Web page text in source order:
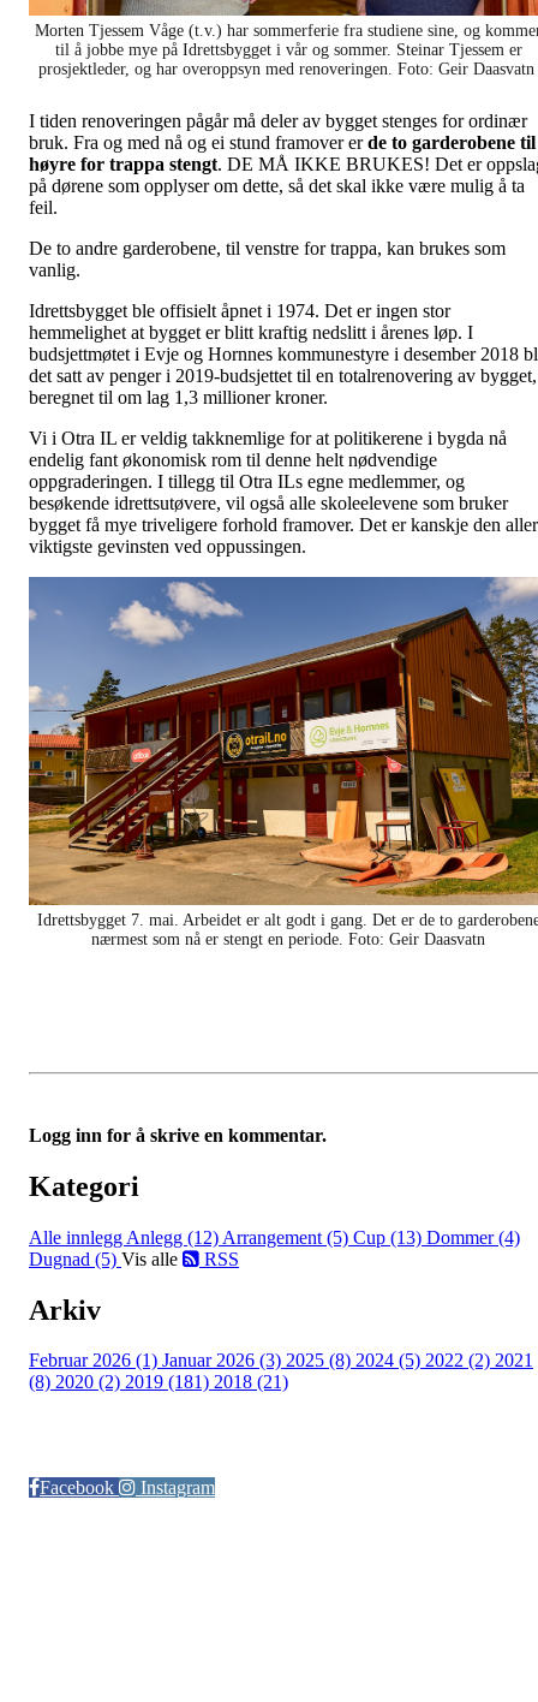
Morten Tjessem Våge (t.v.) har sommerferie fra studiene sine, og
til å jobbe mye på Idrettsbygget i vår og sommer. Steinar Tjessem er
prosjektleder, og har overoppsyn med renoveringen. Foto: Geir Daasvatn
I tiden renoveringen pågår må deler av bygget stenges for ordinær
bruk. Fra og med nå og ei stund framover erde to garderobene til
høyre for trappa stengt. DE MÅ IKKE BRUKES! Det er
på dørene som opplyser om dette, så det skal ikke være mulig å ta
feil.
De to andre garderobene, til venstre for trappa, kan brukes som
vanlig.
Idrettsbygget ble offisielt åpnet i 1974. Det er ingen stor
hemmelighet at bygget er blitt kraftig nedslitt i årenes løp. I
budsjettmøtet i Evje og Hornnes kommunestyre i desember 2018
det satt av penger i 2019-budsjettet til en totalrenovering av bygget,
beregnet til om lag 1,3 millioner kroner.
Vi i Otra IL er veldig takknemlige for at politikerene i bygda nå
endelig fant økonomisk rom til denne helt nødvendige
oppgraderingen. I tillegg til Otra ILs egne medlemmer, og
besøkende idrettsutøvere, vil også alle skoleelevene som bruker
bygget få mye triveligere forhold framover. Det er kanskje den aller
viktigste gevinsten ved oppussingen.
Idrettsbygget 7. mai. Arbeidet er alt godt i gang. Det er de to
nærmest som nå er stengt en periode. Foto: Geir Daasvatn
Logg inn for å skrive en kommentar.
Kategori
Alle innlegg Anlegg (12) Arrangement (5) Cup (13) Dommer (4)
Dugnad (5) Vis alle RSS
Arkiv
Februar 2026 (1) Januar 2026 (3) 2025 (8) 2024 (5) 2022 (2) 2021
(8) 2020 (2) 2019 (181) 2018 (21)
Facebook
Instagram